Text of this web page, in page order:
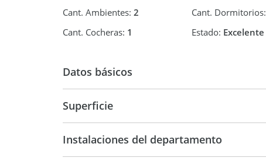
Cant. Ambientes: 2 Cant. Dormitorios:
Cant. Cocheras: 1 Estado: Excelente
Datos básicos
Superficie
Instalaciones del departamento